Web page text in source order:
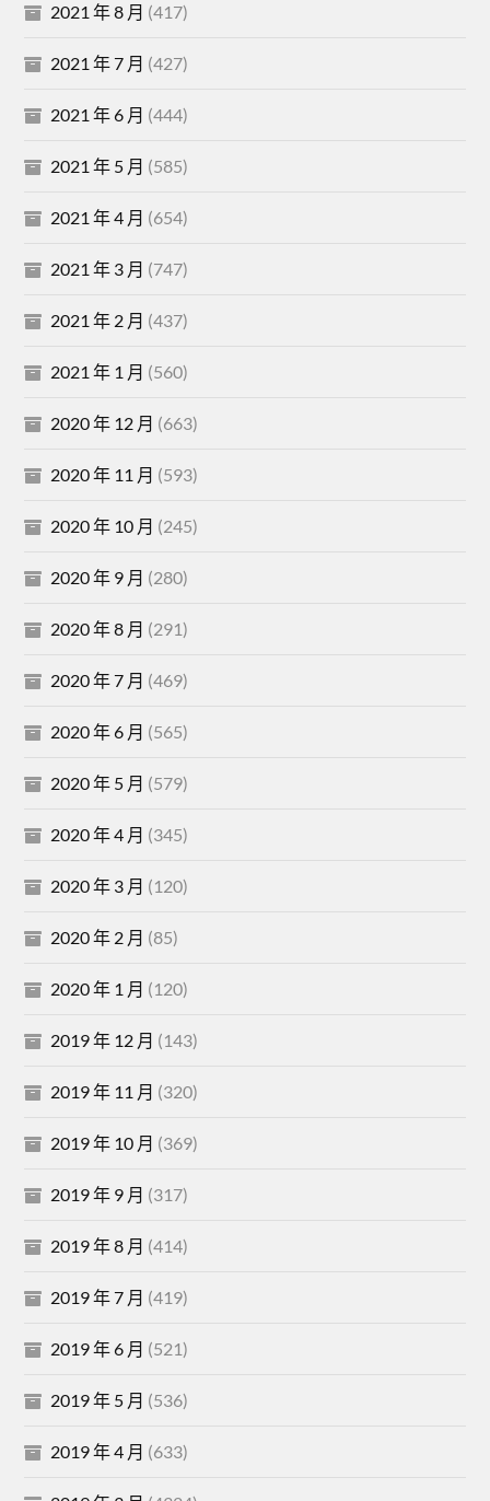
2021 年 8 月 (417)
2021 年 7 月 (427)
2021 年 6 月 (444)
2021 年 5 月 (585)
2021 年 4 月 (654)
2021 年 3 月 (747)
2021 年 2 月 (437)
2021 年 1 月 (560)
2020 年 12 月 (663)
2020 年 11 月 (593)
2020 年 10 月 (245)
2020 年 9 月 (280)
2020 年 8 月 (291)
2020 年 7 月 (469)
2020 年 6 月 (565)
2020 年 5 月 (579)
2020 年 4 月 (345)
2020 年 3 月 (120)
2020 年 2 月 (85)
2020 年 1 月 (120)
2019 年 12 月 (143)
2019 年 11 月 (320)
2019 年 10 月 (369)
2019 年 9 月 (317)
2019 年 8 月 (414)
2019 年 7 月 (419)
2019 年 6 月 (521)
2019 年 5 月 (536)
2019 年 4 月 (633)